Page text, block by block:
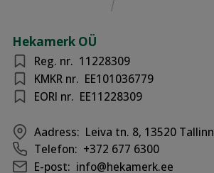
Hekamerk OÜ
Reg. nr. 11228309
KMKR nr. EE101036779
EORI nr. EE11228309
Aadress: Leiva tn. 8, 13520 Tallinn
Telefon: +372 677 6300
E-post: info@hekamerk.ee